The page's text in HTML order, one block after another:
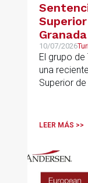
de
10/07/2026
El grupo
una
Superior
LEER MÁS >>